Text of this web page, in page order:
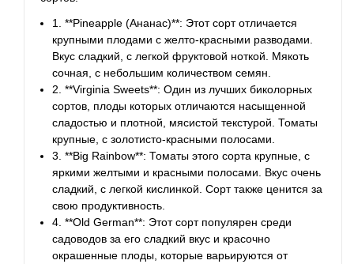
1. **Pineapple (Ананас)**: Этот сорт отличается
крупными плодами с желто-красными разводами.
Вкус сладкий, с легкой фруктовой ноткой. Мякоть
сочная, с небольшим количеством семян.
2. **Virginia Sweets**: Один из лучших биколорных
сортов, плоды которых отличаются насыщенной
сладостью и плотной, мясистой текстурой. Томаты
крупные, с золотисто-красными полосами.
3. **Big Rainbow**: Томаты этого сорта крупные, с
яркими желтыми и красными полосами. Вкус очень
сладкий, с легкой кислинкой. Сорт также ценится за
свою продуктивность.
4. **Old German**: Этот сорт популярен среди
садоводов за его сладкий вкус и красочно
окрашенные плоды, которые варьируются от